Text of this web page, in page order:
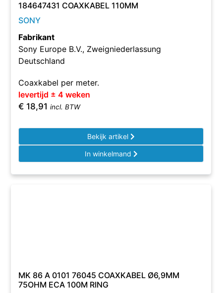
184647431 COAXKABEL 110MM
SONY
Fabrikant
Sony Europe B.V., Zweigniederlassung
Deutschland
Coaxkabel per meter.
levertijd ± 4 weken
€ 18,91 incl. BTW
Bekijk artikel
In winkelmand
MK 86 A 0101 76045 COAXKABEL Ø6,9MM
75OHM ECA 100M RING